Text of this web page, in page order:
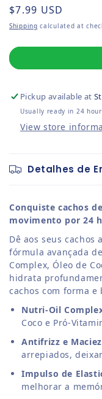
Regular price
$7.99 USD
Shipping calculated at
Pickup available at
Usually ready in 24
View store
Detalhes de
Conquiste cachos
movimento por 24
Dê aos seus cachos
fórmula avançada
Complex, Óleo de
hidrata
cachos com forma
Nutri-Oil
Coco e Pró-
Antifrizz e
arrepiados,
Impulso de
melhorar a